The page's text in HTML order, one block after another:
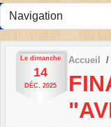
Le dimanche
14
DÉC. 2025
Accueil